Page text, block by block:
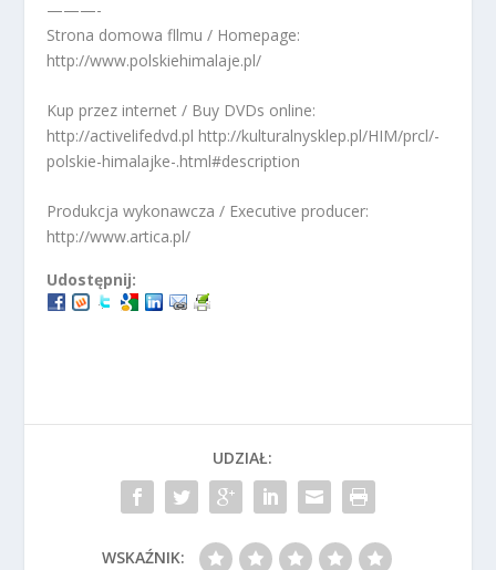
———-
Strona domowa fllmu / Homepage:
http://www.polskiehimalaje.pl/
Kup przez internet / Buy DVDs online:
http://activelifedvd.pl http://kulturalnysklep.pl/HIM/prcl/-
polskie-himalajke-.html#description
Produkcja wykonawcza / Executive producer:
http://www.artica.pl/
Udostępnij:
UDZIAŁ:
WSKAŹNIK: